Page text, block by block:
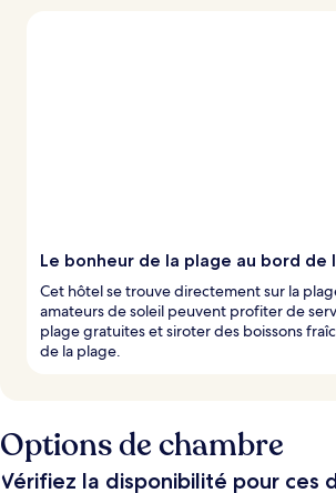
Le bonheur de la plage au bord de
Cet hôtel se trouve directement sur la
amateurs de soleil peuvent profiter de
plage gratuites et siroter des boissons
de la plage.
Options de chambre
Vérifiez la disponibilité pour ces